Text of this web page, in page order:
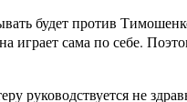
будет против
сама по себе.
руководствуется не